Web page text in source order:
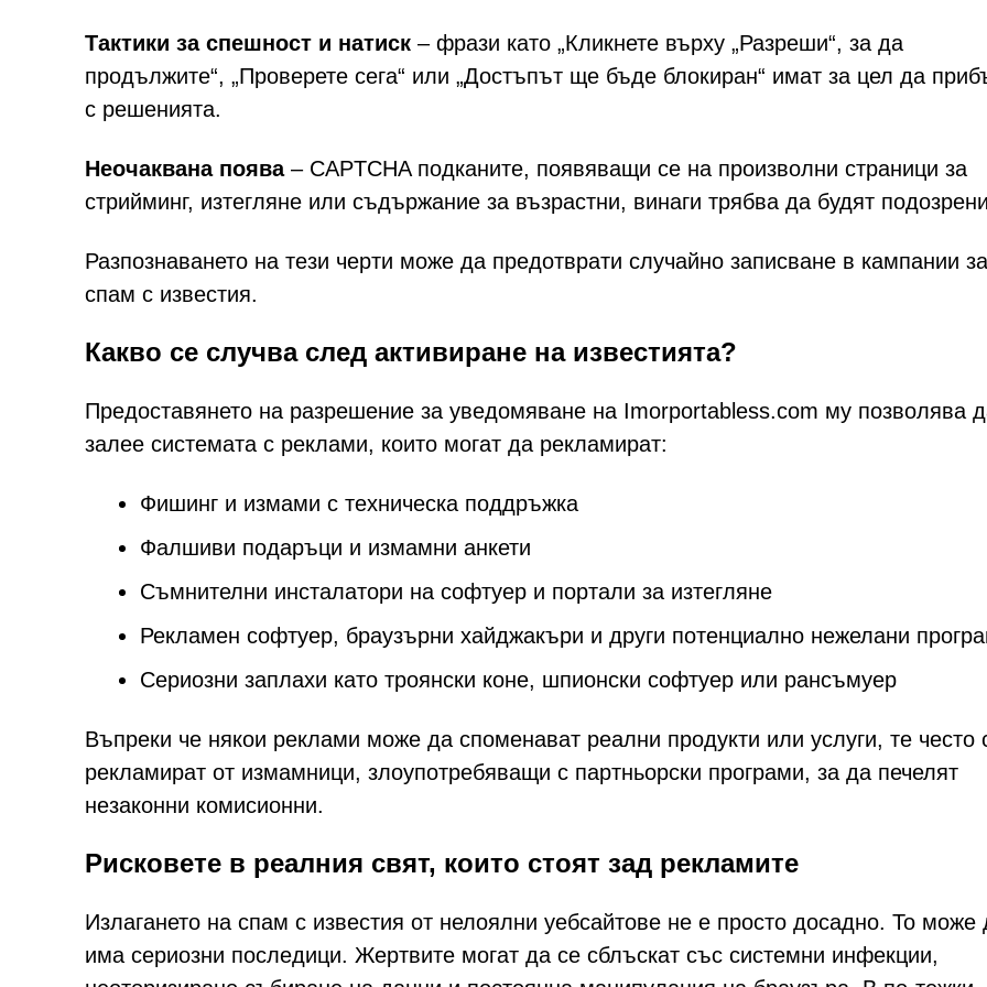
Тактики за спешност и натиск – фрази като „Кликнете върху „Разреши“, за да
продължите“, „Проверете сега“ или „Достъпът ще бъде блокиран“ имат за цел да
с решенията.
Неочаквана поява– CAPTCHA подканите, появяващи се на произволни страници за
стрийминг, изтегляне или съдържание за възрастни, винаги трябва да будят
Разпознаването на тези черти може да предотврати случайно записване в кампании за
спам с известия.
Какво се случва след активиране на известията?
Предоставянето на разрешение за уведомяване на Imorportabless.com му позволява
залее системата с реклами, които могат да рекламират:
Фишинг и измами с техническа поддръжка
Фалшиви подаръци и измамни анкети
Съмнителни инсталатори на софтуер и портали за изтегляне
Рекламен софтуер, браузърни хайджакъри и други потенциално нежелани
Сериозни заплахи като троянски коне, шпионски софтуер или рансъмуер
Въпреки че някои реклами може да споменават реални продукти или услуги, те често
рекламират от измамници, злоупотребяващи с партньорски програми, за да печелят
незаконни комисионни.
Рисковете в реалния свят, които стоят зад рекламите
Излагането на спам с известия от нелоялни уебсайтове не е просто досадно. То може
има сериозни последици. Жертвите могат да се сблъскат със системни инфекции,